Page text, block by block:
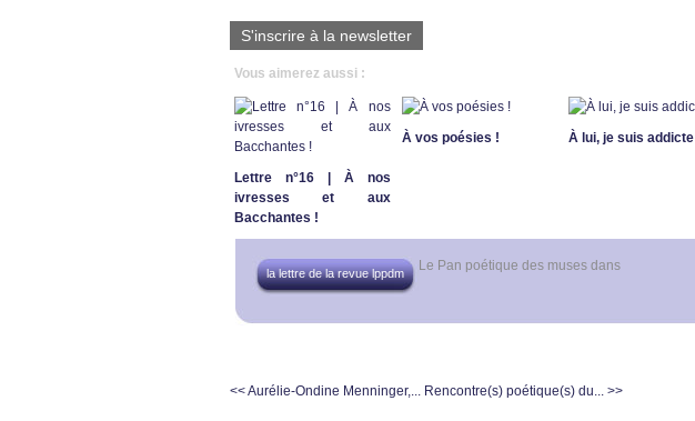
S'inscrire à la newsletter
Vous aimerez aussi :
Lettre n°16 | À nos
ivresses et aux
Bacchantes !
À vos poésies ! À lui, je suis addicte
Le Pan poétique des muses dans
la lettre de la revue lppdm
<< Aurélie-Ondine Menninger,... Rencontre(s) poétique(s) du... >>